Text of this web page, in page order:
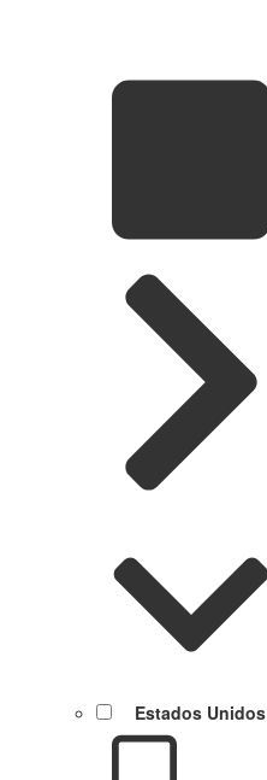
Estados Unidos